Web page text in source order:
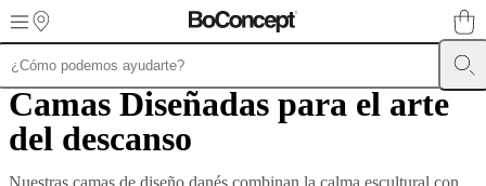
Skip to main content
MueblesSofásSillasMesasAlmacenamientoCamas ExterioresLámparas
de
sofásColecciones
de
mesas
Colecciones
Camas Diseñadas para el arte
del descanso
Nuestras camas de diseño danés combinan la calma escultural con